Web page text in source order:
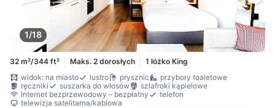
1/18
32 m²/344 ft² Maks. 2 dorosłych
1 łóżko King
widok: na miasto
lustro prysznic
przybory toaletowe
ręczniki
suszarka do włosów
szlafroki kąpielowe
Internet bezprzewodowy – bezpłatny
telefon
telewizja satelitarna/kablowa